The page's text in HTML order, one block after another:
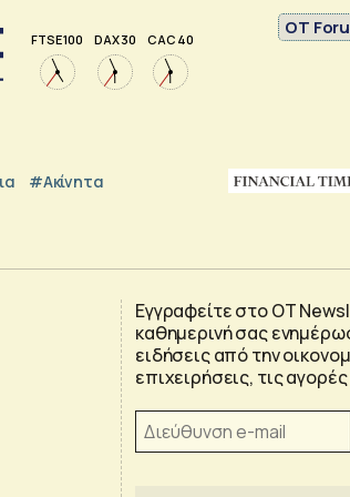
FTSE 100 DAX 30 CAC 40
OT
#Ακίνητα
Εγγραφείτε στο OT
καθημερινή σας
ειδήσεις από την
επιχειρήσεις, τις